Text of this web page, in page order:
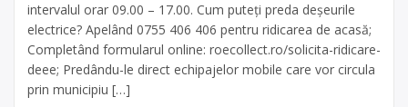
intervalul orar 09.00 – 17.00. Cum puteți preda deșeurile
electrice? Apelând 0755 406 406 pentru ridicarea de acasă;
Completând formularul online: roecollect.ro/solicita-ridicare-
deee; Predându-le direct echipajelor mobile care vor circula
prin municipiu […]